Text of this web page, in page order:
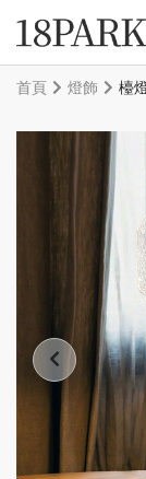
首頁 燈飾 檯